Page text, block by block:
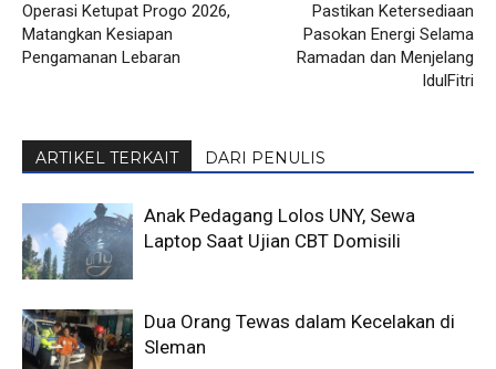
Operasi Ketupat Progo 2026,
Matangkan Kesiapan
Pengamanan Lebaran
Pastikan Ketersediaan
Pasokan Energi Selama
Ramadan dan Menjelang
IdulFitri
ARTIKEL TERKAIT DARI PENULIS
Anak Pedagang Lolos UNY, Sewa
Laptop Saat Ujian CBT Domisili
Dua Orang Tewas dalam Kecelakan di
Sleman